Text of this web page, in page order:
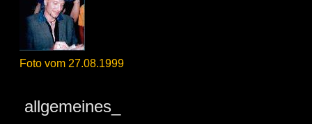
Foto vom 27.08.1999
allgemeines_